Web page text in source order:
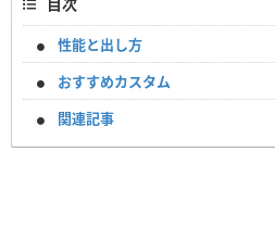
目次
性能と出し方
おすすめカスタム
関連記事